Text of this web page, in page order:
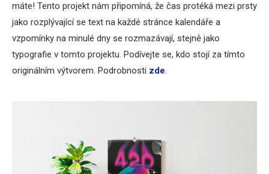
máte! Tento projekt nám připomíná, že čas protéká mezi prsty
jako rozplývající se text na každé stránce kalendáře a
vzpomínky na minulé dny se rozmazávají, stejně jako
typografie v tomto projektu. Podívejte se, kdo stojí za tímto
originálním výtvorem. Podrobnosti zde.